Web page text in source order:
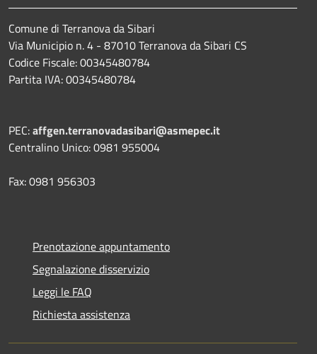
Comune di Terranova da Sibari
Via Municipio n. 4 - 87010 Terranova da Sibari CS
Codice Fiscale: 00345480784
Partita IVA: 00345480784
PEC:affgen.terranovadasibari@asmepec.it
Centralino Unico: 0981 955004
Fax: 0981 956303
Prenotazione appuntamento
Segnalazione disservizio
Leggi le FAQ
Richiesta assistenza